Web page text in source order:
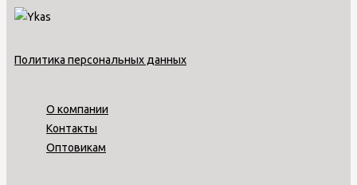
Политика персональных данных
О компании
Контакты
Оптовикам